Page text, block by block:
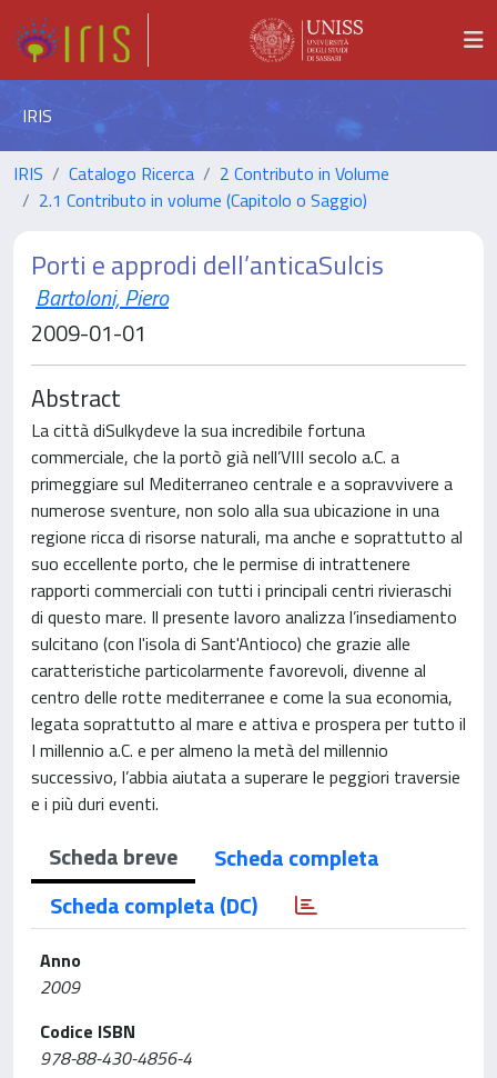
IRIS
IRIS Catalogo Ricerca
2 Contributo in Volume
2.1 Contributo in volume (Capitolo o Saggio)
Porti e approdi dell’anticaSulcis
Bartoloni, Piero
2009-01-01
Abstract
La città diSulkydeve la sua incredibile fortuna
commerciale, che la portò già nell’VIII secolo a.C. a
primeggiare sul Mediterraneo centrale e a sopravvivere a
numerose sventure, non solo alla sua ubicazione in una
regione ricca di risorse naturali, ma anche e soprattutto al
suo eccellente porto, che le permise di intrattenere
rapporti commerciali con tutti i principali centri rivieraschi
di questo mare. Il presente lavoro analizza l’insediamento
sulcitano (con l'isola di Sant'Antioco) che grazie alle
caratteristiche particolarmente favorevoli, divenne al
centro delle rotte mediterranee e come la sua economia,
legata soprattutto al mare e attiva e prospera per tutto il
I millennio a.C. e per almeno la metà del millennio
successivo, l’abbia aiutata a superare le peggiori traversie
e i più duri eventi.
Scheda breve
Scheda completa
Scheda completa (DC)
Anno
2009
Codice ISBN
978-88-430-4856-4